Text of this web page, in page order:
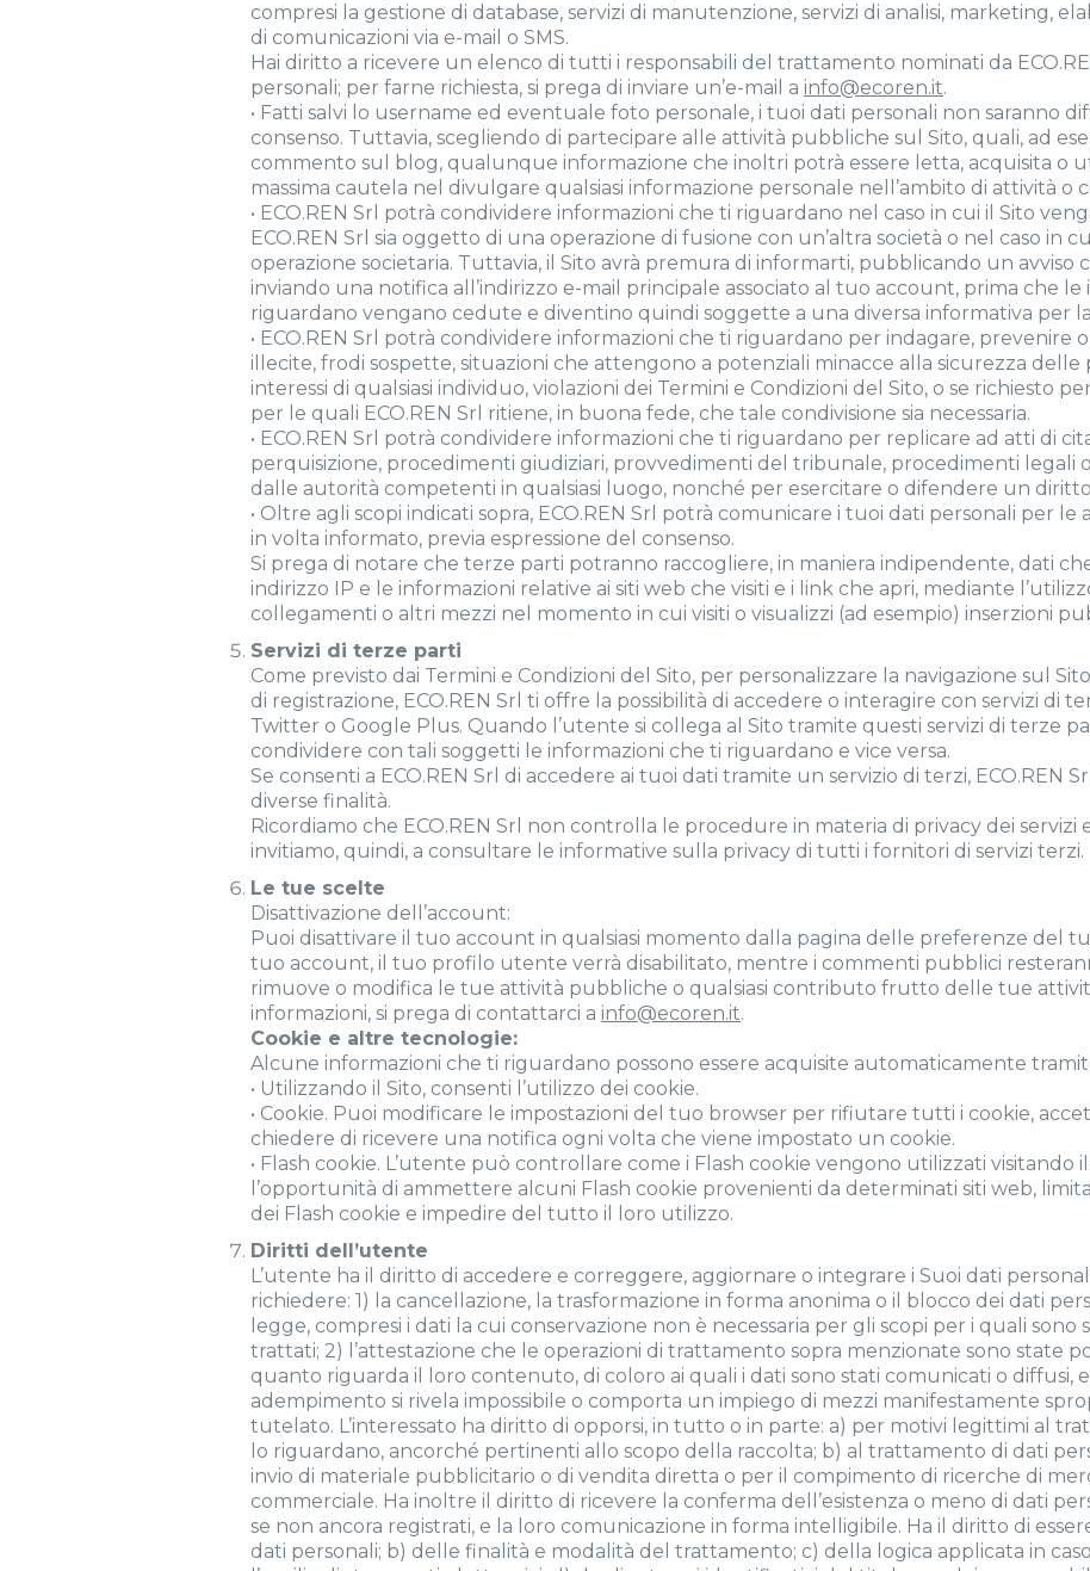
compresi la gestione di database, servizi di manutenzione, servizi di analisi, marketing,
di comunicazioni via e-mail o SMS.
Hai diritto a ricevere un elenco di tutti i responsabili del trattamento nominati da
personali; per farne richiesta, si prega di inviare un’e-mail ainfo@ecoren.it.
• Fatti salvi lo username ed eventuale foto personale, i tuoi dati personali non saranno
consenso. Tuttavia, scegliendo di partecipare alle attività pubbliche sul Sito, quali, ad
commento sul blog, qualunque informazione che inoltri potrà essere letta, acquisita o
massima cautela nel divulgare qualsiasi informazione personale nell’ambito di attività o
• ECO.REN Srl potrà condividere informazioni che ti riguardano nel caso in cui il Sito
ECO.REN Srl sia oggetto di una operazione di fusione con un’altra società o nel caso in
operazione societaria. Tuttavia, il Sito avrà premura di informarti, pubblicando un avviso
inviando una notifica all’indirizzo e-mail principale associato al tuo account, prima che
riguardano vengano cedute e diventino quindi soggette a una diversa informativa per
• ECO.REN Srl potrà condividere informazioni che ti riguardano per indagare, prevenire
illecite, frodi sospette, situazioni che attengono a potenziali minacce alla sicurezza delle
interessi di qualsiasi individuo, violazioni dei Termini e Condizioni del Sito, o se richiesto
per le quali ECO.REN Srl ritiene, in buona fede, che tale condivisione sia necessaria.
• ECO.REN Srl potrà condividere informazioni che ti riguardano per replicare ad atti di
perquisizione, procedimenti giudiziari, provvedimenti del tribunale, procedimenti legali
dalle autorità competenti in qualsiasi luogo, nonché per esercitare o difendere un diritto
• Oltre agli scopi indicati sopra, ECO.REN Srl potrà comunicare i tuoi dati personali per le
in volta informato, previa espressione del consenso.
Si prega di notare che terze parti potranno raccogliere, in maniera indipendente, dati
indirizzo IP e le informazioni relative ai siti web che visiti e i link che apri, mediante
collegamenti o altri mezzi nel momento in cui visiti o visualizzi (ad esempio) inserzioni
Servizi di terze parti
Come previsto dai Termini e Condizioni del Sito, per personalizzare la navigazione sul
di registrazione, ECO.REN Srl ti offre la possibilità di accedere o interagire con servizi di
Twitter o Google Plus. Quando l’utente si collega al Sito tramite questi servizi di terze
condividere con tali soggetti le informazioni che ti riguardano e vice versa.
Se consenti a ECO.REN Srl di accedere ai tuoi dati tramite un servizio di terzi, ECO.REN
diverse finalità.
Ricordiamo che ECO.REN Srl non controlla le procedure in materia di privacy dei servizi
invitiamo, quindi, a consultare le informative sulla privacy di tutti i fornitori di servizi terzi.
Le tue scelte
Disattivazione dell’account:
Puoi disattivare il tuo account in qualsiasi momento dalla pagina delle preferenze del
tuo account, il tuo profilo utente verrà disabilitato, mentre i commenti pubblici
rimuove o modifica le tue attività pubbliche o qualsiasi contributo frutto delle tue
informazioni, si prega di contattarci ainfo@ecoren.it.
Cookie e altre tecnologie:
Alcune informazioni che ti riguardano possono essere acquisite automaticamente
• Utilizzando il Sito, consenti l’utilizzo dei cookie.
• Cookie. Puoi modificare le impostazioni del tuo browser per rifiutare tutti i cookie,
chiedere di ricevere una notifica ogni volta che viene impostato un cookie.
• Flash cookie. L’utente può controllare come i Flash cookie vengono utilizzati visitando
l’opportunità di ammettere alcuni Flash cookie provenienti da determinati siti web,
dei Flash cookie e impedire del tutto il loro utilizzo.
Diritti dell’utente
L’utente ha il diritto di accedere e correggere, aggiornare o integrare i Suoi dati
richiedere: 1) la cancellazione, la trasformazione in forma anonima o il blocco dei dati
legge, compresi i dati la cui conservazione non è necessaria per gli scopi per i quali sono
trattati; 2) l’attestazione che le operazioni di trattamento sopra menzionate sono state
quanto riguarda il loro contenuto, di coloro ai quali i dati sono stati comunicati o diffusi,
adempimento si rivela impossibile o comporta un impiego di mezzi manifestamente
tutelato. L’interessato ha diritto di opporsi, in tutto o in parte: a) per motivi legittimi al
lo riguardano, ancorché pertinenti allo scopo della raccolta; b) al trattamento di dati
invio di materiale pubblicitario o di vendita diretta o per il compimento di ricerche di
commerciale. Ha inoltre il diritto di ricevere la conferma dell’esistenza o meno di dati
se non ancora registrati, e la loro comunicazione in forma intelligibile. Ha il diritto di
dati personali; b) delle finalità e modalità del trattamento; c) della logica applicata in